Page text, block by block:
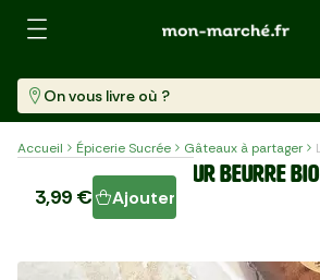
Recherche
On vous livre où ?
Accueil Épicerie Sucrée Gâteaux à partager
Le Quatre quarts pur beurre BIO
3,99 € Ajouter